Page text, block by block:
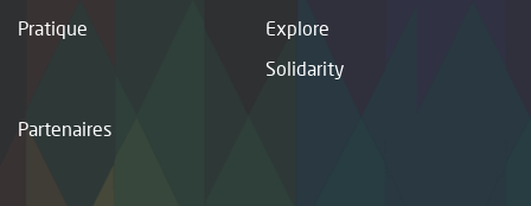
Pratique
Explore
Solidarity
Partenaires